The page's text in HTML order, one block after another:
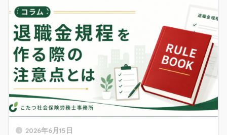
2026年6月15日